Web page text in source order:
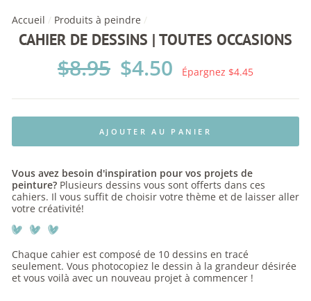
Accueil / Produits à peindre /
CAHIER DE DESSINS | TOUTES OCCASIONS
Prix
régulier
$8.95
Prix
réduit
$4.50 Épargnez $4.45
AJOUTER AU PANIER
Vous avez besoin d'inspiration pour vos projets de
peinture? Plusieurs dessins vous sont offerts dans ces
cahiers. Il vous suffit de choisir votre thème et de laisser aller
votre créativité!
Chaque cahier est composé de 10 dessins en tracé
seulement. Vous photocopiez le dessin à la grandeur désirée
et vous voilà avec un nouveau projet à commencer !